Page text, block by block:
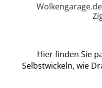
Hier finden Sie
Selbstwickeln, wie